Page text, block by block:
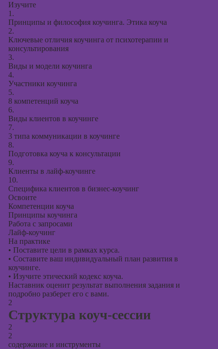
проектов
Курсы создания
Изучите
1.
Принципы и философия коучинга. Этика коуча
2.
Ключевые отличия коучинга от психотерапии и
консультирования
3.
Виды и модели коучинга
4.
Участники коучинга
5.
8 компетенций коуча
6.
Виды клиентов в коучинге
7.
3 типа коммуникации в коучинге
8.
Подготовка коуча к консультации
9.
Клиенты в лайф-коучинге
10.
Специфика клиентов в бизнес-коучинг
Освоите
Компетенции коуча
Принципы коучинга
Работа с запросами
Лайф-коучинг
На практике
• Поставите цели в рамках курса.
• Составите ваш индивидуальный план развития в
коучинге.
• Изучите этический кодекс коуча.
Наставник оценит результат выполнения задания и
подробно разберет его с вами.
2
Структура коуч-сессии
2
2
содержание и инструменты